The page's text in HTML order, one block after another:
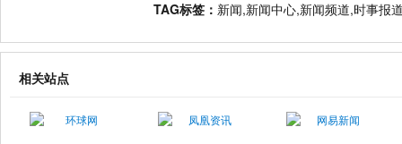
TAG标签： 新闻,新闻中心,新闻频道,时事报
相关站点